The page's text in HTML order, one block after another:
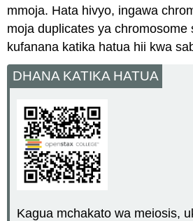
mmoja. Hata hivyo, ingawa
moja duplicates ya chromosome
kufanana katika hatua hii kwa
DHANA KATIKA HATUA
Kagua mchakato wa meiosis,